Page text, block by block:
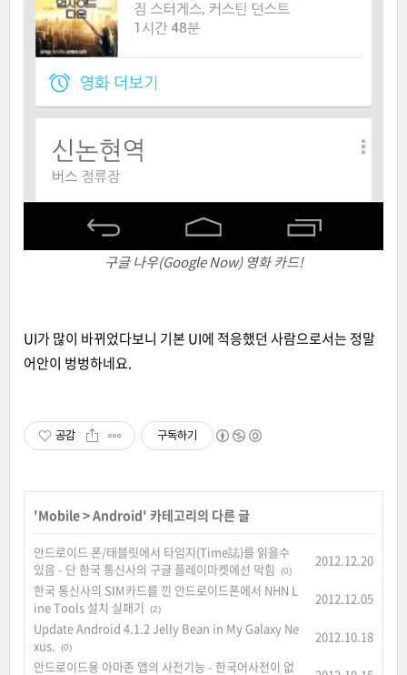
구글 나우(Google Now) 영화 카드!
UI가 많이 바뀌었다보니 기본 UI에 적응했던 사람으로서는 정말
어안이 벙벙하네요.
공감 구독하기
'Mobile>Android' 카테고리의 다른 글
안드로이드 폰/태블릿에서 타임지(Time誌)를 읽을수
있음 - 단 한국 통신사의 구글 플레이마켓에선 막힘
(0)
2012.12.20
한국 통신사의 SIM카드를 낀 안드로이드폰에서 NHN L
ine Tools 설치 실패기
(2)
2012.12.05
Update Android 4.1.2 Jelly Bean in My Galaxy Ne
xus.
(0)
2012.10.18
안드로이드용 아마존 앱의 사전기능 - 한국어사전이 없